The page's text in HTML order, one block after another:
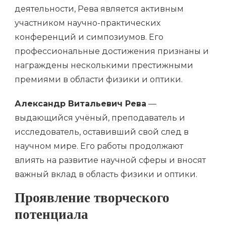
деятельности, Рева является активным
участником научно-практических
конференций и симпозиумов. Его
профессиональные достижения признаны и
награждены несколькими престижными
премиями в области физики и оптики.
Александр Витальевич Рева —
выдающийся учёный, преподаватель и
исследователь, оставивший свой след в
научном мире. Его работы продолжают
влиять на развитие научной сферы и вносят
важный вклад в область физики и оптики.
Проявление творческого
потенциала